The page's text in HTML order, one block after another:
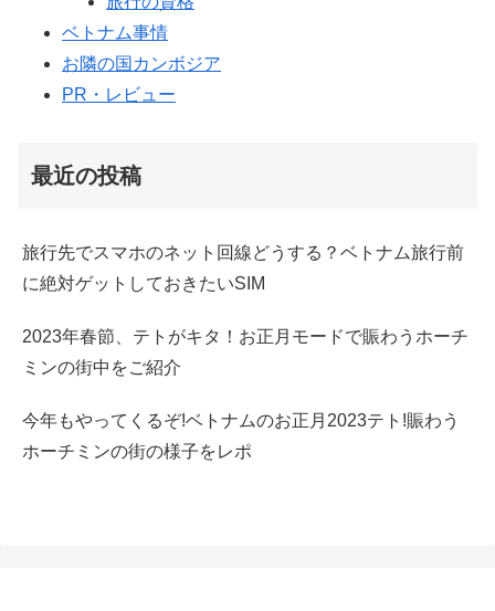
ベトナム事情
お隣の国カンボジア
PR・レビュー
最近の投稿
旅行先でスマホのネット回線どうする？ベトナム旅行前
に絶対ゲットしておきたいSIM
2023年春節、テトがキタ！お正月モードで賑わうホーチ
ミンの街中をご紹介
今年もやってくるぞ!ベトナムのお正月2023テト!賑わう
ホーチミンの街の様子をレポ